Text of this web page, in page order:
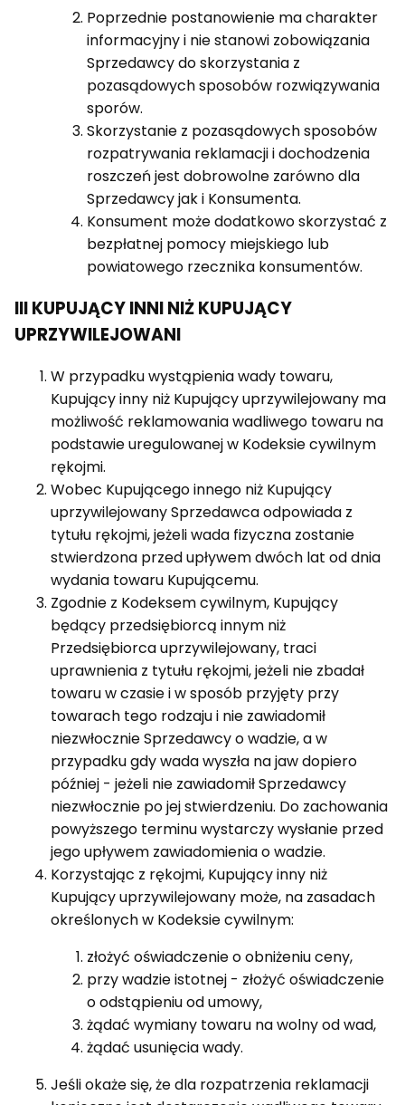
Poprzednie postanowienie ma charakter
informacyjny i nie stanowi zobowiązania
Sprzedawcy do skorzystania z
pozasądowych sposobów rozwiązywania
sporów.
Skorzystanie z pozasądowych sposobów
rozpatrywania reklamacji i dochodzenia
roszczeń jest dobrowolne zarówno dla
Sprzedawcy jak i Konsumenta.
Konsument może dodatkowo skorzystać z
bezpłatnej pomocy miejskiego lub
powiatowego rzecznika konsumentów.
III KUPUJĄCY INNI NIŻ KUPUJĄCY
UPRZYWILEJOWANI
W przypadku wystąpienia wady towaru,
Kupujący inny niż Kupujący uprzywilejowany ma
możliwość reklamowania wadliwego towaru na
podstawie uregulowanej w Kodeksie cywilnym
rękojmi.
Wobec Kupującego innego niż Kupujący
uprzywilejowany Sprzedawca odpowiada z
tytułu rękojmi, jeżeli wada fizyczna zostanie
stwierdzona przed upływem dwóch lat od dnia
wydania towaru Kupującemu.
Zgodnie z Kodeksem cywilnym, Kupujący
będący przedsiębiorcą innym niż
Przedsiębiorca uprzywilejowany, traci
uprawnienia z tytułu rękojmi, jeżeli nie zbadał
towaru w czasie i w sposób przyjęty przy
towarach tego rodzaju i nie zawiadomił
niezwłocznie Sprzedawcy o wadzie, a w
przypadku gdy wada wyszła na jaw dopiero
później - jeżeli nie zawiadomił Sprzedawcy
niezwłocznie po jej stwierdzeniu. Do zachowania
powyższego terminu wystarczy wysłanie przed
jego upływem zawiadomienia o wadzie.
Korzystając z rękojmi, Kupujący inny niż
Kupujący uprzywilejowany może, na zasadach
określonych w Kodeksie cywilnym:
złożyć oświadczenie o obniżeniu ceny,
przy wadzie istotnej - złożyć oświadczenie
o odstąpieniu od umowy,
żądać wymiany towaru na wolny od wad,
żądać usunięcia wady.
Jeśli okaże się, że dla rozpatrzenia reklamacji